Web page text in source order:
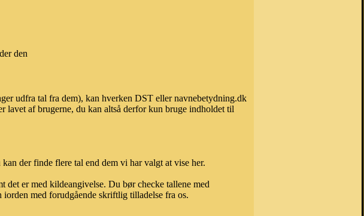
den
udfra tal fra dem), kan hverken DST eller navnebetydning.dk
af brugerne, du kan altså derfor kun bruge indholdet til
der finde flere tal end dem vi har valgt at vise her.
det er med kildeangivelse. Du bør checke tallene med
med forudgående skriftlig tilladelse fra os.